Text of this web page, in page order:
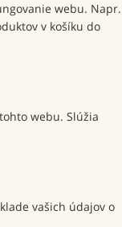
webu. Napr.
v košíku do
webu. Slúžia
vašich údajov o